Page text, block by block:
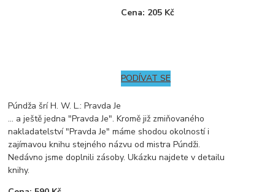
Cena: 205 Kč
PODÍVAT SE
Púndža šrí H. W. L.: Pravda Je
... a ještě jedna "Pravda Je". Kromě již zmiňovaného
nakladatelství "Pravda Je" máme shodou okolností i
zajímavou knihu stejného názvu od mistra Púndži.
Nedávno jsme doplnili zásoby. Ukázku najdete v detailu
knihy.